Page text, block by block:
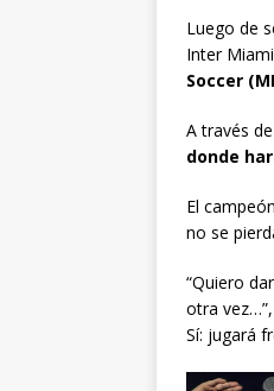
Luego de
Inter
Soccer
A través
donde
El
no se
“Quiero
otra
Sí: jugará